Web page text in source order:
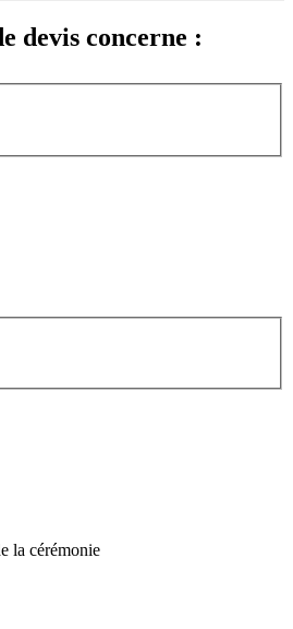
devis concerne :
la cérémonie